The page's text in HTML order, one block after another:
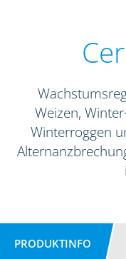
Weizen,
Winterroggen
PRODUKTINFO